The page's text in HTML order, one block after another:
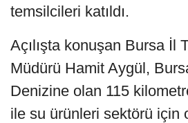
temsilcileri katıldı.
Açılışta konuşan Bursa İl
Müdürü Hamit Aygül,
Denizine olan 115
ile su ürünleri sektörü için